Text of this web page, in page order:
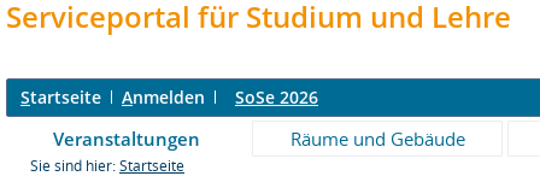
Serviceportal für Studium und Lehre
Startseite Anmelden SoSe 2026
Veranstaltungen Räume und Gebäude
Sie sind hier: Startseite